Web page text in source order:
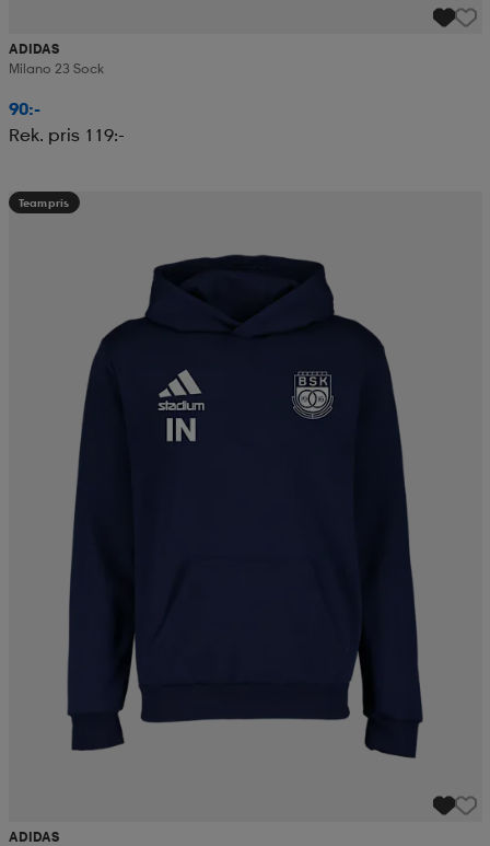
ADIDAS
Milano 23 Sock
90:-
Rek. pris 119:-
Teampris
ADIDAS